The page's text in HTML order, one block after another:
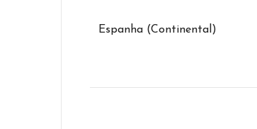
Espanha (Continental)